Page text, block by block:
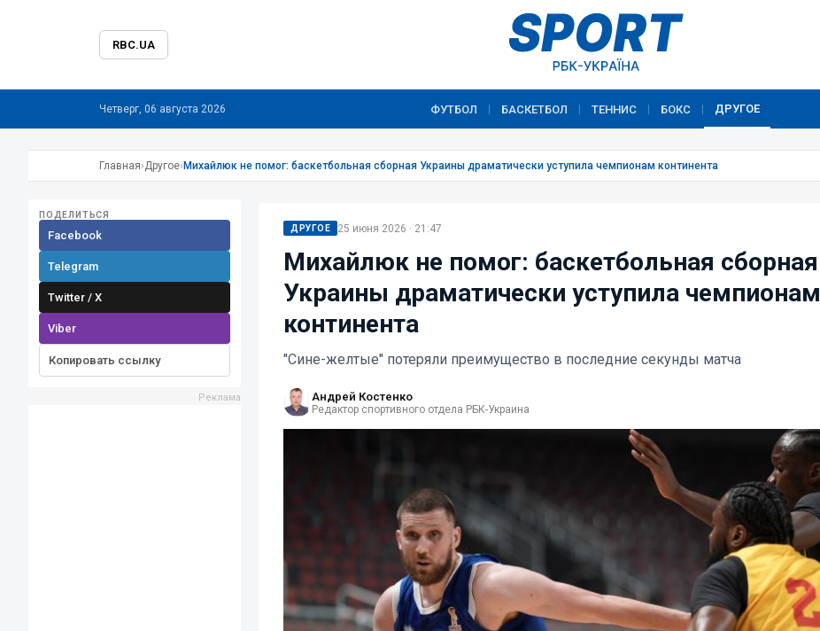
RBC.UA
Четверг, 06 августа 2026 ФУТБОЛ БАСКЕТБОЛ ТЕННИС БОКС ДРУГОЕ
Главная›Другое› Михайлюк не помог: баскетбольная сборная Украины драматически уступила чемпионам континента
ПОДЕЛИТЬСЯ
Facebook
Telegram
Twitter / X
Viber
Копировать ссылку
ДРУГОЕ 25 июня 2026 · 21:47
Михайлюк не помог: баскетбольная сборная
Украины драматически уступила чемпионам
континента
"Сине-желтые" потеряли преимущество в последние секунды матча
Андрей Костенко
Редактор спортивного отдела РБК-Украина